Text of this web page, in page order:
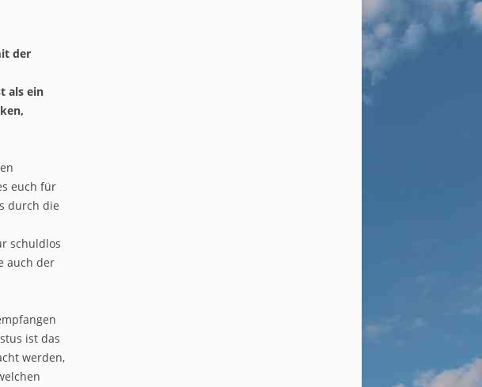
der
als ein
euch für
durch die
schuldlos
auch der
ist das
werden,